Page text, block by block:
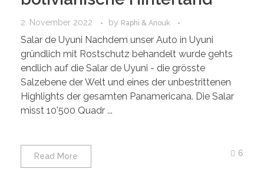
2. November 2022 by Raphi & Anouk
Salar de Uyuni Nachdem unser Auto in Uyuni
gründlich mit Rostschutz behandelt wurde gehts
endlich auf die Salar de Uyuni - die grösste
Salzebene der Welt und eines der unbestrittenen
Highlights der gesamten Panamericana. Die Salar
misst 10'500 Quadr ...
Read More 6